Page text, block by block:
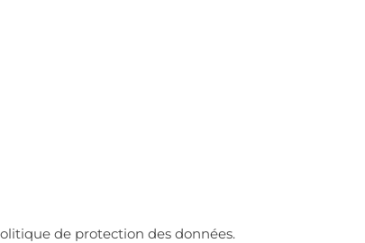
de protection des données.